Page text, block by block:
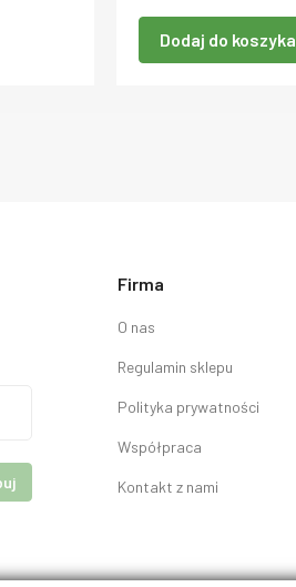
Dodaj do koszyka
Firma
O nas
Regulamin sklepu
Polityka prywatności
Współpraca
Kontakt z nami